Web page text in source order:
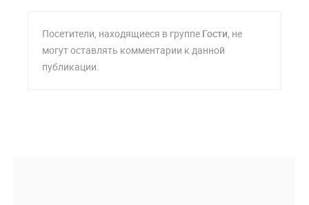
Посетители, находящиеся в группе Гости, не
могут оставлять комментарии к данной
публикации.